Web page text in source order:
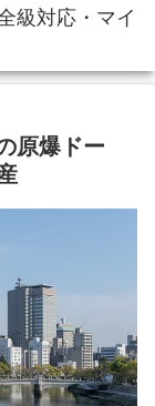
級対応・マイ
原爆ドー